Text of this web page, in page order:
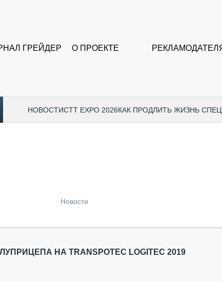
ГРЕЙДЕР О ПРОЕКТЕ
НОВОСТИCTT EXPO 2026КАК ПРОДЛИТЬ ЖИЗНЬ
Новости
НА TRANSPOTEC LOGITEC 2019